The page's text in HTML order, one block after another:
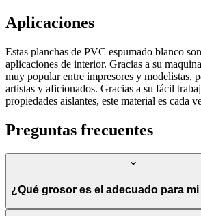
Aplicaciones
Estas planchas de PVC espumado blanco
aplicaciones de interior. Gracias a su
muy popular entre impresores y modelistas,
artistas y aficionados. Gracias a su fácil
propiedades aislantes, este material es cada
Preguntas frecuentes
¿Qué grosor es el adecuado para